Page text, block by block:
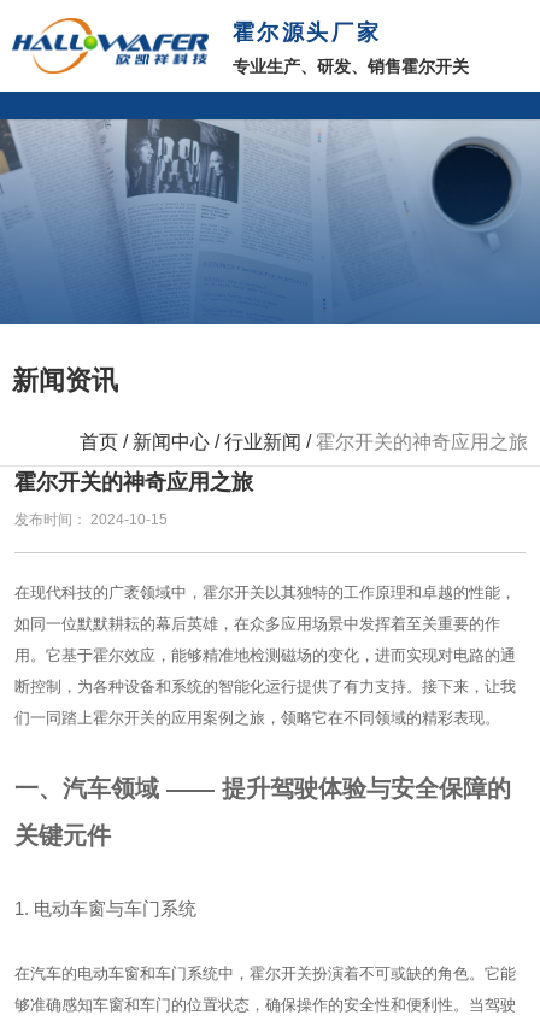
霍尔源头厂家
专业生产、研发、销售霍尔开关
新闻资讯
首页 / 新闻中心 /行业新闻 /霍尔开关的神奇应用之旅
霍尔开关的神奇应用之旅
发布时间： 2024-10-15
在现代科技的广袤领域中，霍尔开关以其独特的工作原理和卓越的性能，
如同一位默默耕耘的幕后英雄，在众多应用场景中发挥着至关重要的作
用。它基于霍尔效应，能够精准地检测磁场的变化，进而实现对电路的通
断控制，为各种设备和系统的智能化运行提供了有力支持。接下来，让我
们一同踏上霍尔开关的应用案例之旅，领略它在不同领域的精彩表现。
一、汽车领域 —— 提升驾驶体验与安全保障的
关键元件
1. 电动车窗与车门系统
在汽车的电动车窗和车门系统中，霍尔开关扮演着不可或缺的角色。它能
够准确感知车窗和车门的位置状态，确保操作的安全性和便利性。当驾驶